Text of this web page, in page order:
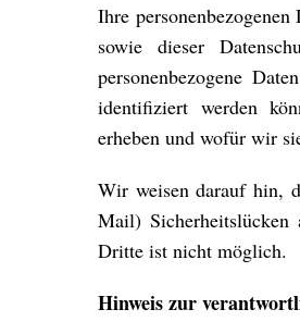
Ihre
sowie dieser
personenbezogene
identifiziert werden
erheben und wofür wir
Wir weisen darauf hin,
Mail)
Dritte ist nicht möglich.
Hinweis zur